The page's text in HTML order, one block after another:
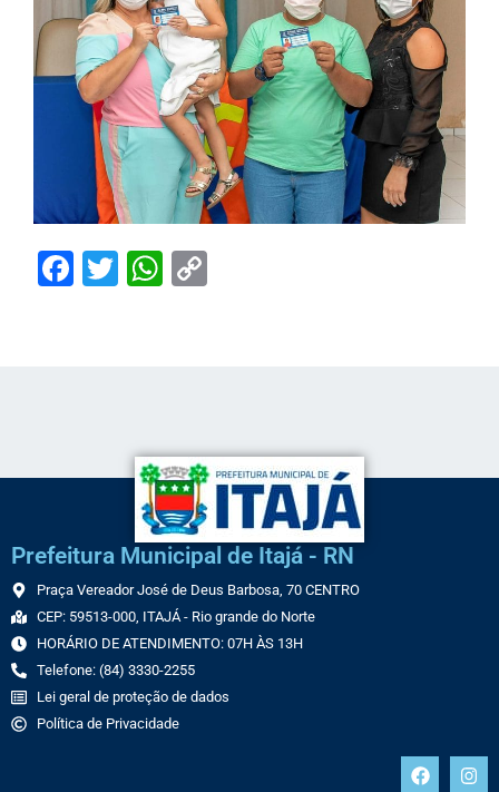
Facebook
TwitterWhatsApp
Prefeitura Municipal de Itajá - RN
Praça Vereador José de Deus Barbosa, 70 CENTRO
CEP: 59513-000, ITAJÁ - Rio grande do Norte
HORÁRIO DE ATENDIMENTO: 07H ÀS 13H
Telefone: (84) 3330-2255
Lei geral de proteção de dados
Política de Privacidade